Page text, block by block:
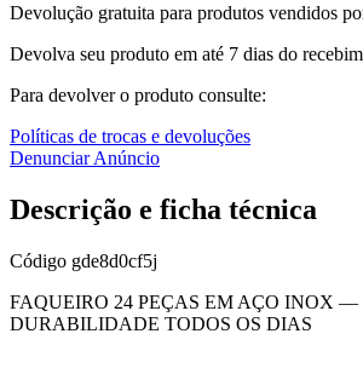
Devolução gratuita para produtos vendidos
Devolva seu produto em até 7 dias do
Para devolver o produto consulte:
Políticas de trocas e devoluções
Denunciar Anúncio
Descrição e ficha técnica
Código gde8d0cf5j
FAQUEIRO 24 PEÇAS EM AÇO INOX
DURABILIDADE TODOS OS DIAS